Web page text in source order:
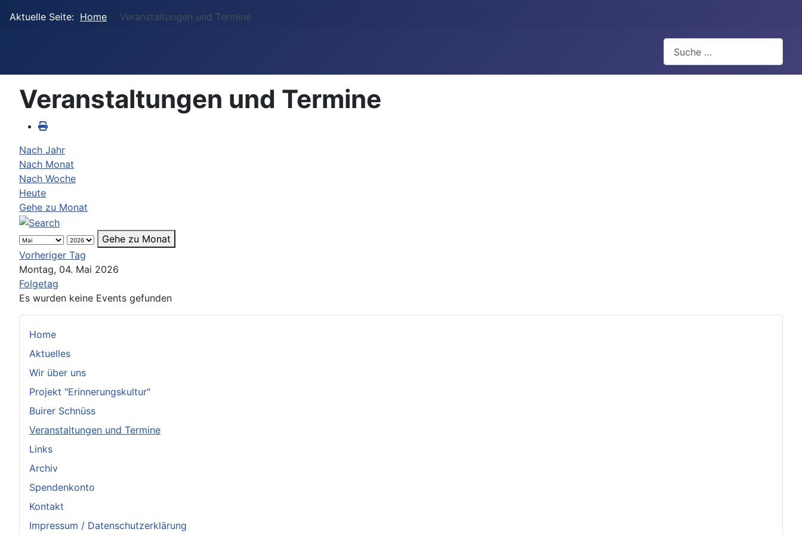
Aktuelle Seite: Home Veranstaltungen und Termine
Home
Aktuelles
Wir über uns
Projekt "Erinnerungskultur"
Buirer Schnüss
Veranstaltungen und Termine
Links
Archiv
Spendenkonto
Kontakt
Impressum / Datenschutzerklärung
Veranstaltungen und Termine
Nach Jahr
Nach Monat
Nach Woche
Heute
Gehe zu Monat
Gehe zu Monat
Vorheriger Tag
Montag, 04. Mai 2026
Folgetag
Es wurden keine Events gefunden